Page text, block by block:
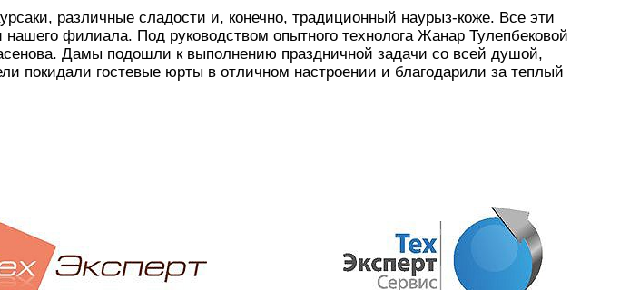
различные сладости и, конечно, традиционный наурыз-коже. Все эти
филиала. Под руководством опытного технолога Жанар Тулепбековой
Дамы подошли к выполнению праздничной задачи со всей душой,
покидали гостевые юрты в отличном настроении и благодарили за теплый